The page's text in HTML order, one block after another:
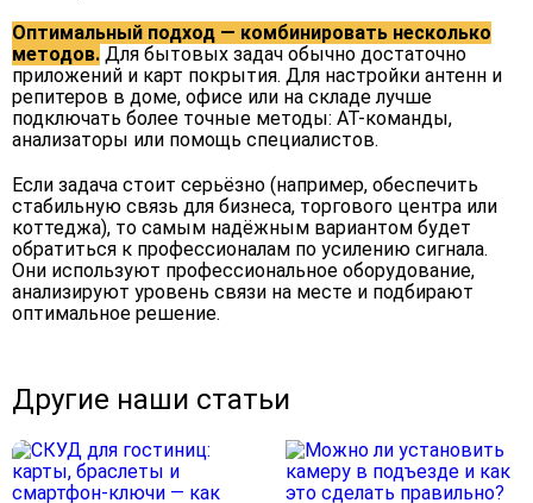
Оптимальный подход — комбинировать несколько
методов. Для бытовых задач обычно достаточно
приложений и карт покрытия. Для настройки антенн и
репитеров в доме, офисе или на складе лучше
подключать более точные методы: AT-команды,
анализаторы или помощь специалистов.
Если задача стоит серьёзно (например, обеспечить
стабильную связь для бизнеса, торгового центра или
коттеджа), то самым надёжным вариантом будет
обратиться к профессионалам по усилению сигнала.
Они используют профессиональное оборудование,
анализируют уровень связи на месте и подбирают
оптимальное решение.
Другие наши статьи